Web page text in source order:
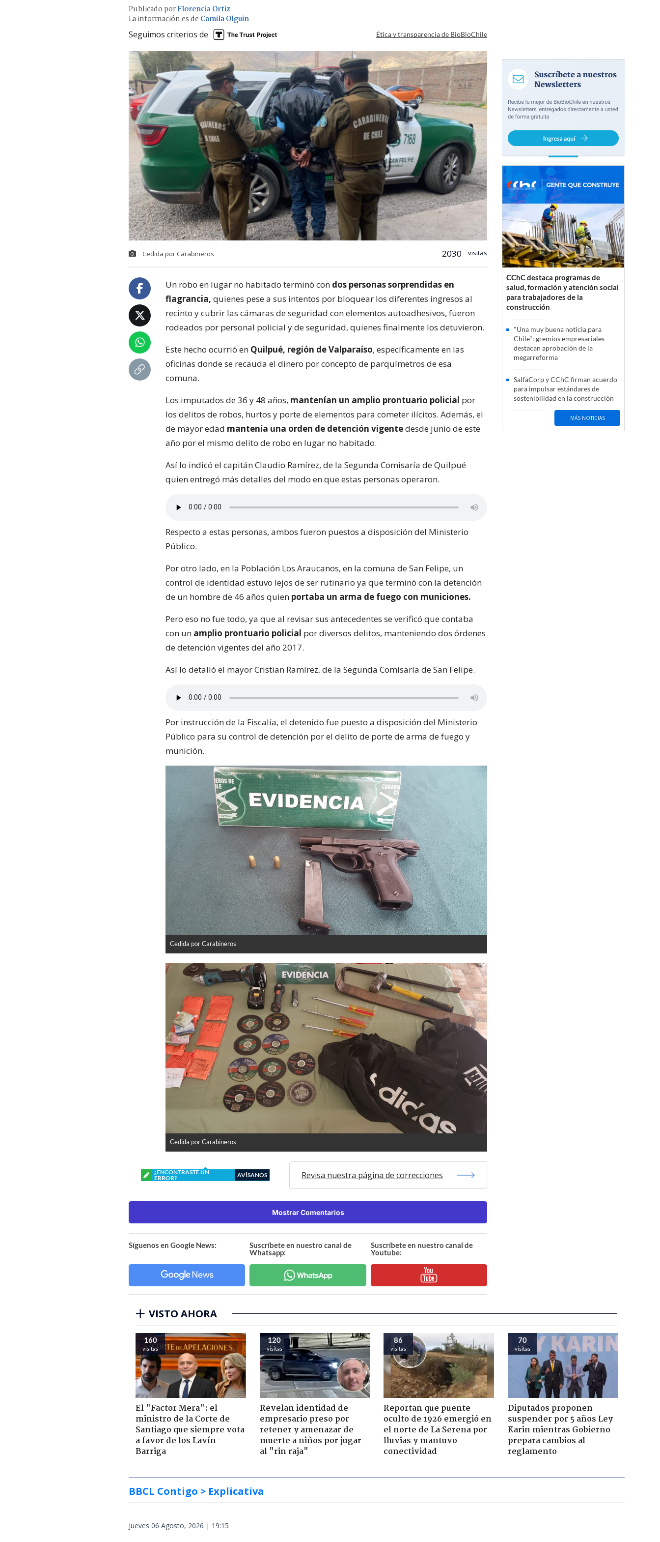
Publicado porFlorencia Ortiz
La información es de Camila Olguin
Seguimos criterios de Ética y transparencia de BioBioChile
Cedida por Carabineros 2030 visitas
Un robo en lugar no habitado terminó con dos personas sorprendidas en
flagrancia, quienes pese a sus intentos por bloquear los diferentes ingresos al
recinto y cubrir las cámaras de seguridad con elementos autoadhesivos, fueron
rodeados por personal policial y de seguridad, quienes finalmente los detuvieron.
Este hecho ocurrió en Quilpué, región de Valparaíso, específicamente en las
oficinas donde se recauda el dinero por concepto de parquímetros de esa
comuna.
Los imputados de 36 y 48 años, mantenían un amplio prontuario policial por
los delitos de robos, hurtos y porte de elementos para cometer ilícitos. Además, el
de mayor edad mantenía una orden de detención vigentedesde junio de este
año por el mismo delito de robo en lugar no habitado.
Así lo indicó el capitán Claudio Ramírez, de la Segunda Comisaría de Quilpué
quien entregó más detalles del modo en que estas personas operaron.
Respecto a estas personas, ambos fueron puestos a disposición del Ministerio
Público.
Por otro lado, en la Población Los Araucanos, en la comuna de San Felipe, un
control de identidad estuvo lejos de ser rutinario ya que terminó con la detención
de un hombre de 46 años quien portaba un arma de fuego con municiones.
Pero eso no fue todo, ya que al revisar sus antecedentes se verificó que contaba
con un amplio prontuario policial por diversos delitos, manteniendo dos órdenes
de detención vigentes del año 2017.
Así lo detalló el mayor Cristian Ramírez, de la Segunda Comisaría de San Felipe.
Por instrucción de la Fiscalía, el detenido fue puesto a disposición del Ministerio
Público para su control de detención por el delito de porte de arma de fuego y
munición.
Cedida por Carabineros
Cedida por Carabineros
¿ENCONTRASTE UN
ERROR?
AVÍSANOS Revisa nuestra página de correcciones
Mostrar Comentarios
Síguenos en Google News:
Suscríbete en nuestro canal de
Whatsapp:
Suscríbete en nuestro canal de
Youtube:
CChC destaca programas de
salud, formación y atención social
para trabajadores de la
construcción
"Una muy buena noticia para
Chile": gremios empresariales
destacan aprobación de la
megarreforma
SalfaCorp y CChC firman acuerdo
para impulsar estándares de
sostenibilidad en la construcción
MÁS NOTICIAS
VISTO AHORA
160
visitas
El "Factor Mera": el
ministro de la Corte de
Santiago que siempre vota
a favor de los Lavín-
Barriga
120
visitas
Revelan identidad de
empresario preso por
retener y amenazar de
muerte a niños por jugar
al "rin raja"
86
visitas
Reportan que puente
oculto de 1926 emergió en
el norte de La Serena por
lluvias y mantuvo
conectividad
70
visitas
Diputados proponen
suspender por 5 años Ley
Karin mientras Gobierno
prepara cambios al
reglamento
BBCL Contigo > Explicativa
Jueves 06 Agosto, 2026 | 19:15